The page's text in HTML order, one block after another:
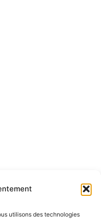
utilisons des technologies